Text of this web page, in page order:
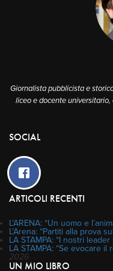
Giornalista pubblicista e
liceo e docente
SOCIAL
ARTICOLI RECENTI
L’ARENA: “Un uomo e
L’Arena: “Partiti alla prova
LA STAMPA: “I nostri
LA STAMPA: “Se evocare
2026
UN MIO LIBRO